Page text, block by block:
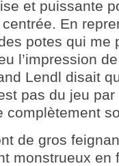
et puissante
En
potes qui me
l’impression
Lendl disait
pas du jeu par
complètement
de gros
monstrueux en